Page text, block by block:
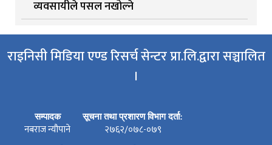
व्यवसायीले पसल नखोल्ने
राइनिसी मिडिया एण्ड रिसर्च सेन्टर प्रा.लि.द्वारा सञ्चालित
।
सम्पादक
नबराज न्यौपाने
सूचना तथा प्रशारण विभाग दर्ता:
२७६२/०७८-०७९